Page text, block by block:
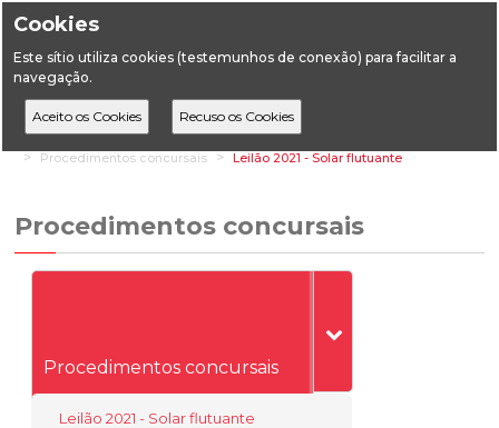
Cookies
Este sítio utiliza cookies (testemunhos de conexão) para facilitar a
navegação.
HomeÁreas Setoriais Energia
Energia Elétrica
Procedimentos concursais
Leilão 2021 - Solar flutuante
Procedimentos concursais
Procedimentos concursais
Leilão 2021 - Solar flutuante